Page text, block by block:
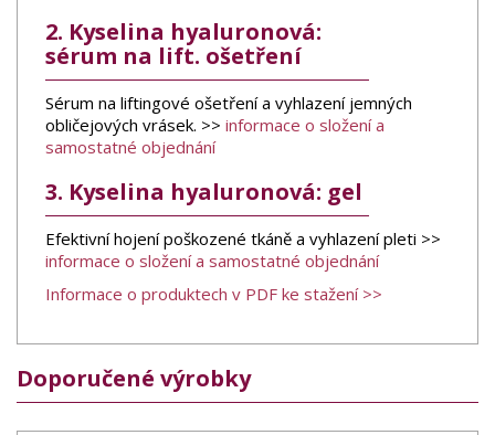
2. Kyselina hyaluronová:
sérum na lift. ošetření
Sérum na liftingové ošetření a vyhlazení jemných
obličejových vrásek. >> informace o složení a
samostatné objednání
3. Kyselina hyaluronová: gel
Efektivní hojení poškozené tkáně a vyhlazení pleti >>
informace o složení a samostatné objednání
Informace o produktech v PDF ke stažení >>
Doporučené výrobky